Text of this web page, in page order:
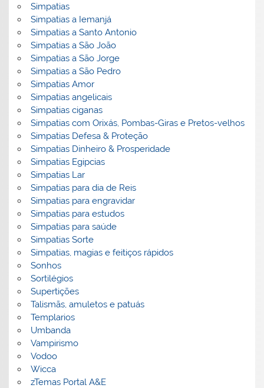
Simpatias
Simpatias a Iemanjá
Simpatias a Santo Antonio
Simpatias a São João
Simpatias a São Jorge
Simpatias a São Pedro
Simpatias Amor
Simpatias angelicais
Simpatias ciganas
Simpatias com Orixás, Pombas-Giras e Pretos-velhos
Simpatias Defesa & Proteção
Simpatias Dinheiro & Prosperidade
Simpatias Egipcias
Simpatias Lar
Simpatias para dia de Reis
Simpatias para engravidar
Simpatias para estudos
Simpatias para saúde
Simpatias Sorte
Simpatias, magias e feitiços rápidos
Sonhos
Sortilégios
Supertições
Talismãs, amuletos e patuás
Templarios
Umbanda
Vampirismo
Vodoo
Wicca
zTemas Portal A&E